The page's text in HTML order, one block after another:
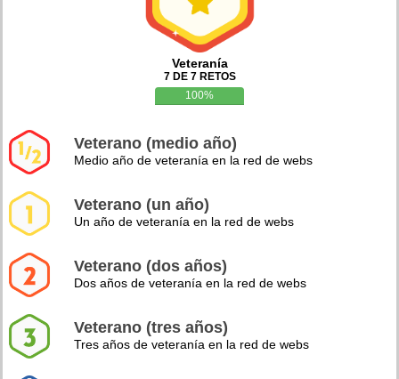
Veteranía
7 DE 7 RETOS
100%
Veterano (medio año)
Medio año de veteranía en la red de webs
Veterano (un año)
Un año de veteranía en la red de webs
Veterano (dos años)
Dos años de veteranía en la red de webs
Veterano (tres años)
Tres años de veteranía en la red de webs